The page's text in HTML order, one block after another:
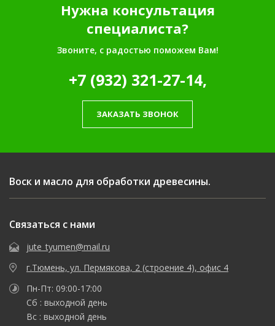
Нужна консультация
специалиста?
Звоните, с радостью поможем Вам!
+7 (932) 321-27-14,
ЗАКАЗАТЬ ЗВОНОК
Воск и масло для обработки древесины.
Связаться с нами
jute_tyumen@mail.ru
г.Тюмень, ул. Пермякова, 2 (строение 4), офис 4
Пн-Пт: 09:00-17:00
Сб : выходной день
Вс : выходной день